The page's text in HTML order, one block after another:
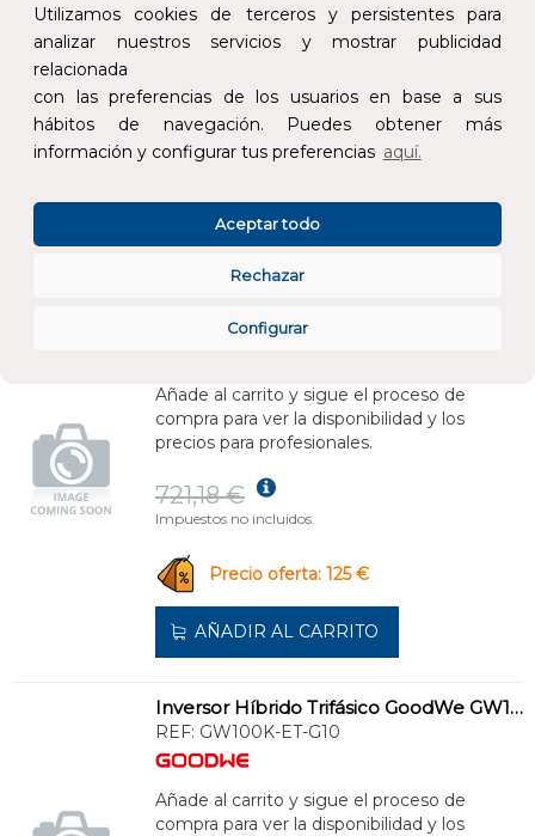
Utilizamos cookies de terceros y persistentes para
analizar nuestros servicios y mostrar publicidad
relacionada
con las preferencias de los usuarios en base a sus
hábitos de navegación. Puedes obtener más
información y configurar tus preferencias aquí.
Configurar
Rechazar
Aceptar todo
compra para ver la disponibilidad y los
precios para profesionales.
173,34 €
Impuestos no incluidos.
Precio oferta: 52,18 €
AÑADIR AL CARRITO
SEC1000
Añade al carrito y sigue el proceso de
compra para ver la disponibilidad y los
precios para profesionales.
721,18 €
Impuestos no incluidos.
Precio oferta: 125 €
AÑADIR AL CARRITO
Inversor Híbrido Trifásico GoodWe GW100K-ET-G10 100kW | On/Off Grid 2 MPPT WiFi DC Switch
REF: GW100K-ET-G10
Añade al carrito y sigue el proceso de
compra para ver la disponibilidad y los